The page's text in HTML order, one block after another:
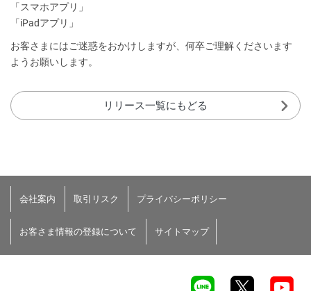
「スマホアプリ」
「iPadアプリ」
お客さまにはご迷惑をおかけしますが、何卒ご理解くださいます
ようお願いします。
リリース一覧にもどる
会社案内 取引リスク プライバシーポリシー
お客さま情報の登録について サイトマップ